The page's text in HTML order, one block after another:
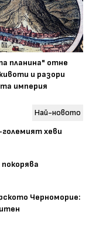
планина" отне
и разори
империя
Най-новото
големият хеви
Черноморие: